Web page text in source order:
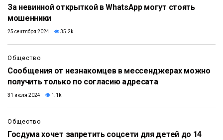
За невинной открыткой в WhatsApp могут стоять
мошенники
25 сентября 2024 35.2k
Общество
Сообщения от незнакомцев в мессенджерах можно
получить только по согласию адресата
31 июля 2024 1.1k
Общество
Госдума хочет запретить соцсети для детей до 14